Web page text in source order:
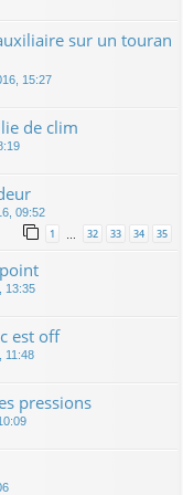
sur un touran
15:27
de clim
09:52
1 32 33 34 35
13:35
est off
11:48
pressions